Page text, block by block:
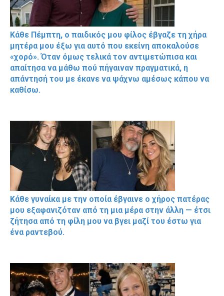
Κάθε Πέμπτη, ο παιδικός μου φίλος έβγαζε τη χήρα
μητέρα μου έξω για αυτό που εκείνη αποκαλούσε
«χορό». Όταν όμως τελικά τον αντιμετώπισα και
απαίτησα να μάθω πού πήγαιναν πραγματικά, η
απάντησή του με έκανε να ψάχνω αμέσως κάπου να
καθίσω.
Κάθε γυναίκα με την οποία έβγαινε ο χήρος πατέρας
μου εξαφανιζόταν από τη μια μέρα στην άλλη — έτσι
ζήτησα από τη φίλη μου να βγει μαζί του έστω για
ένα ραντεβού.